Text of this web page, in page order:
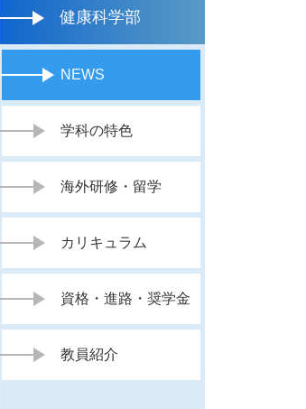
健康科学部
NEWS
学科の特色
海外研修・留学
カリキュラム
資格・進路・奨学金
教員紹介